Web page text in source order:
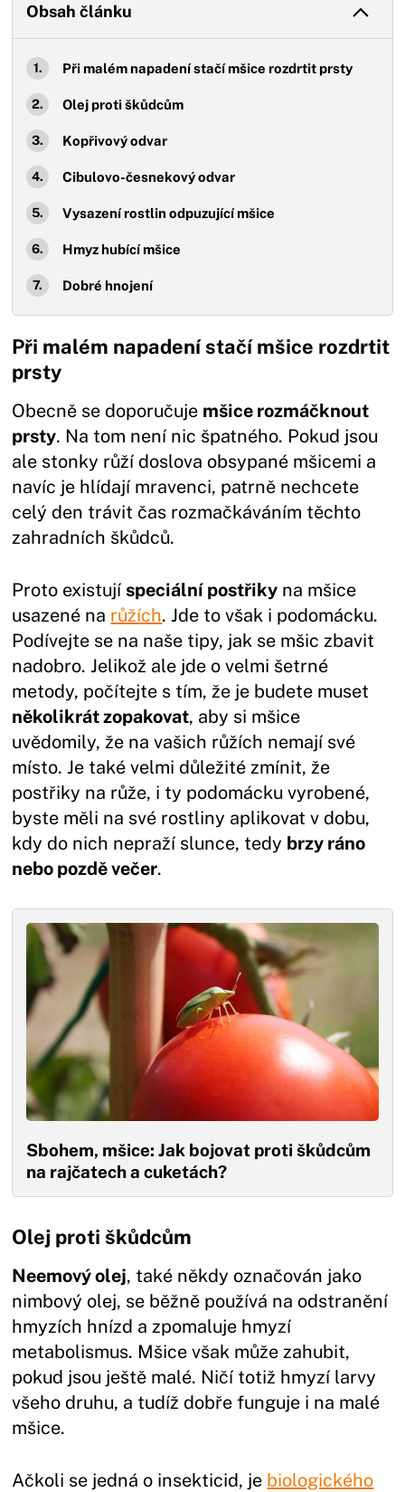
Obsah článku
Při malém napadení stačí mšice rozdrtit prsty
Olej proti škůdcům
Kopřivový odvar
Cibulovo-česnekový odvar
Vysazení rostlin odpuzující mšice
Hmyz hubící mšice
Dobré hnojení
Při malém napadení stačí mšice rozdrtit
prsty
Obecně se doporučuje mšice rozmáčknout
prsty. Na tom není nic špatného. Pokud jsou
ale stonky růží doslova obsypané mšicemi a
navíc je hlídají mravenci, patrně nechcete
celý den trávit čas rozmačkáváním těchto
zahradních škůdců.
Proto existujíspeciální postřiky na mšice
usazené na růžích. Jde to však i podomácku.
Podívejte se na naše tipy, jak se mšic zbavit
nadobro. Jelikož ale jde o velmi šetrné
metody, počítejte s tím, že je budete muset
několikrát zopakovat, aby si mšice
uvědomily, že na vašich růžích nemají své
místo. Je také velmi důležité zmínit, že
postřiky na růže, i ty podomácku vyrobené,
byste měli na své rostliny aplikovat v dobu,
kdy do nich nepraží slunce, tedy brzy ráno
nebo pozdě večer.
Sbohem, mšice: Jak bojovat proti škůdcům
na rajčatech a cuketách?
Olej proti škůdcům
Neemový olej, také někdy označován jako
nimbový olej, se běžně používá na odstranění
hmyzích hnízd a zpomaluje hmyzí
metabolismus. Mšice však může zahubit,
pokud jsou ještě malé. Ničí totiž hmyzí larvy
všeho druhu, a tudíž dobře funguje i na malé
mšice.
Ačkoli se jedná o insekticid, je biologického